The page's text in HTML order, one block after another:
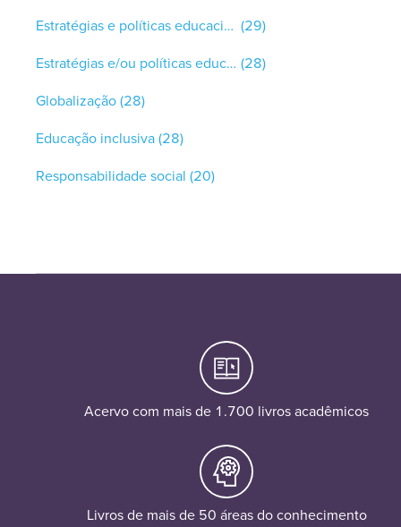
Estratégias e políticas educacionais (29)
Estratégias e/ou políticas educacionais: inclusão (28)
Globalização(28)
Educação inclusiva(28)
Responsabilidade social (20)
Acervo com mais de 1.700 livros acadêmicos
Livros de mais de 50 áreas do conhecimento